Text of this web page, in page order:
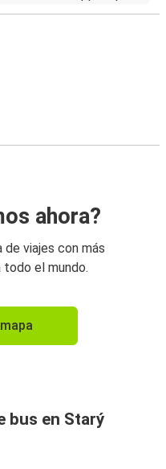
ahora?
viajes con más
el mundo.
bus en Starý